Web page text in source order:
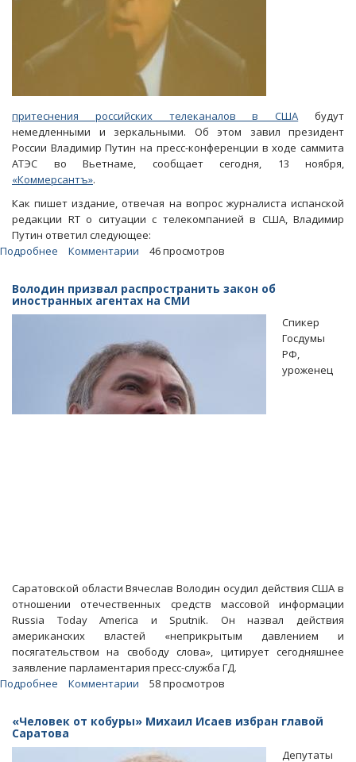
притеснения российских телеканалов в США будут
немедленными и зеркальными. Об этом завил президент
России Владимир Путин на пресс-конференции в ходе саммита
АТЭС во Вьетнаме, сообщает сегодня, 13 ноября,
«Коммерсантъ».
Как пишет издание, отвечая на вопрос журналиста испанской
редакции RT о ситуации с телекомпанией в США, Владимир
Путин ответил следующее:
Подробнее
«естественной»
реакцию
притеснения
российской
прессы
Комментарии 46 просмотров
Володин призвал распространить закон об
иностранных агентах на СМИ
Спикер
Госдумы
РФ,
уроженец
Саратовской области Вячеслав Володин осудил действия США в
отношении отечественных средств массовой информации
Russia Today America и Sputnik. Он назвал действия
американских властей «неприкрытым давлением и
посягательством на свободу слова», цитирует сегодняшнее
заявление парламентария пресс-служба ГД.
Подробнее
распространить
закон
Комментарии 58 просмотров
«Человек от кобуры» Михаил Исаев избран главой
Саратова
Депутаты